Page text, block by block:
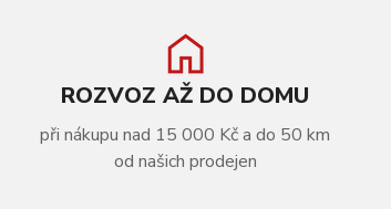
ROZVOZ AŽ DO DOMU
při nákupu nad 15 000 Kč a do 50 km
od našich prodejen